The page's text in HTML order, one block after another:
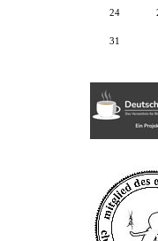
24
31